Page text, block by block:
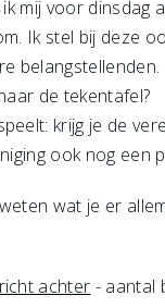
ik mij voor
Ik stel bij deze
de tekentafel?
krijg je de
ook nog een
wat je er
achter - aantal